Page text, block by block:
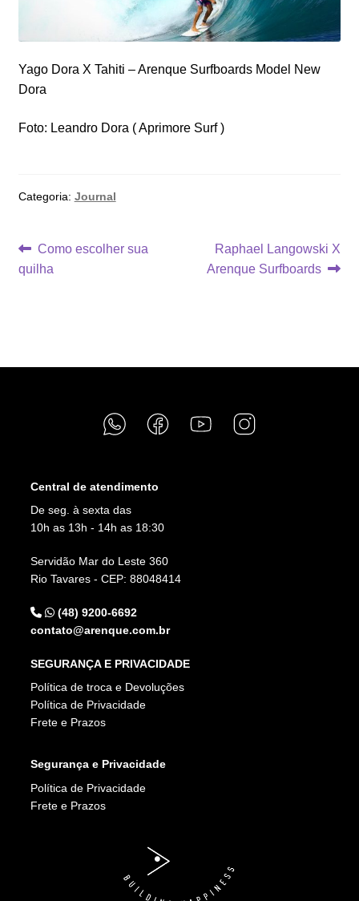
Yago Dora X Tahiti – Arenque Surfboards Model New
Dora
Foto: Leandro Dora ( Aprimore Surf )
Categoria: Journal
Navegação
de
Post
anterior:
Como escolher sua
quilha
Próximo
post:
Raphael Langowski X
Arenque Surfboards
Central de atendimento
De seg. à sexta das
10h as 13h - 14h as 18:30
Servidão Mar do Leste 360
Rio Tavares - CEP: 88048414
(48) 9200-6692
contato@arenque.com.br
SEGURANÇA E PRIVACIDADE
Política de troca e Devoluções
Política de Privacidade
Frete e Prazos
Segurança e Privacidade
Política de Privacidade
Frete e Prazos